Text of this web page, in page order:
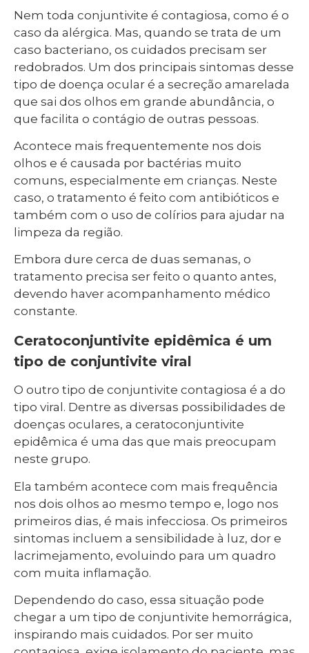
Nem toda conjuntivite é contagiosa, como é o
caso da alérgica. Mas, quando se trata de um
caso bacteriano, os cuidados precisam ser
redobrados. Um dos principais sintomas desse
tipo de doença ocular é a secreção amarelada
que sai dos olhos em grande abundância, o
que facilita o contágio de outras pessoas.
Acontece mais frequentemente nos dois
olhos e é causada por bactérias muito
comuns, especialmente em crianças. Neste
caso, o tratamento é feito com antibióticos e
também com o uso de colírios para ajudar na
limpeza da região.
Embora dure cerca de duas semanas, o
tratamento precisa ser feito o quanto antes,
devendo haver acompanhamento médico
constante.
Ceratoconjuntivite epidêmica é um
tipo de conjuntivite viral
O outro tipo de conjuntivite contagiosa é a do
tipo viral. Dentre as diversas possibilidades de
doenças oculares, a ceratoconjuntivite
epidêmica é uma das que mais preocupam
neste grupo.
Ela também acontece com mais frequência
nos dois olhos ao mesmo tempo e, logo nos
primeiros dias, é mais infecciosa. Os primeiros
sintomas incluem a sensibilidade à luz, dor e
lacrimejamento, evoluindo para um quadro
com muita inflamação.
Dependendo do caso, essa situação pode
chegar a um tipo de conjuntivite hemorrágica,
inspirando mais cuidados. Por ser muito